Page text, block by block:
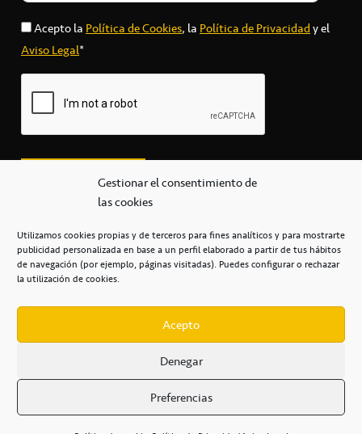
Gestionar el consentimiento de
las cookies
Utilizamos cookies propias y de terceros para fines analíticos y para mostrarte
publicidad personalizada en base a un perfil elaborado a partir de tus hábitos
de navegación (por ejemplo, páginas visitadas). Puedes configurar o rechazar
la utilización de cookies.
Acepto
Denegar
Preferencias
Acepto laPolítica de Cookies, laPolítica de Privacidady el
Aviso Legal*
secretaria@cbcanarias.es
+34 922 253 684
Casa del Deporte / 38108 – La Laguna
POLÍTICA DE PRIVACIDAD / POLÍTICA DE COOKIES /
AVISO LEGAL / CONDICIONES